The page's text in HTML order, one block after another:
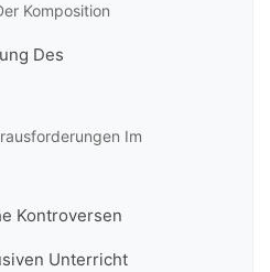
Komposition
Des
Im
Kontroversen
Unterricht